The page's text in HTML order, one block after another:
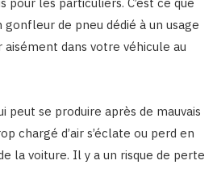
de pneu dédié à un usage
dans votre véhicule au
peut se produire après de mauvais
chargé d’air s’éclate ou perd en
la voiture. Il y a un risque de perte